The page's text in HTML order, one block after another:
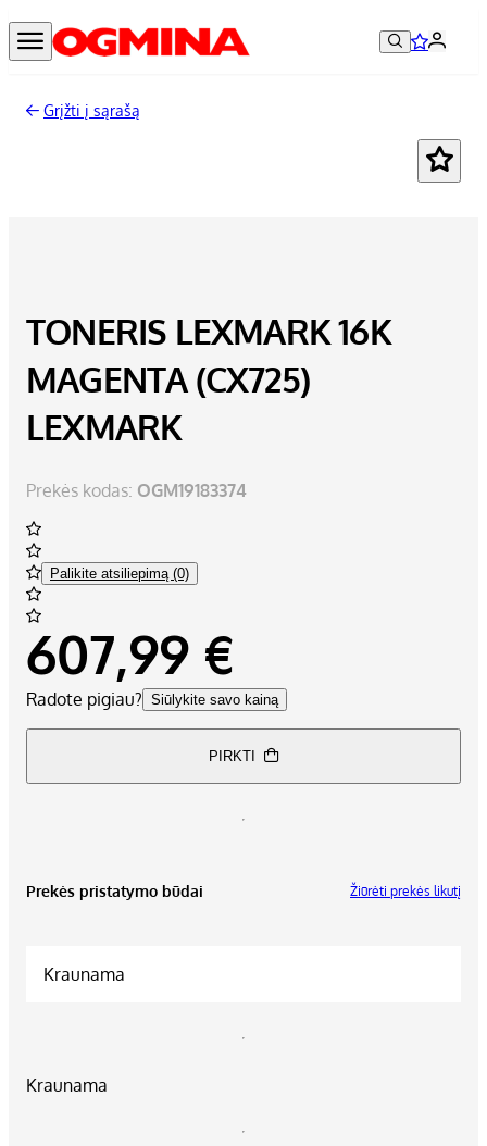
Grįžti į sąrašą
TONERIS LEXMARK 16K
MAGENTA (CX725)
LEXMARK
Prekės kodas: OGM19183374
Palikite atsiliepimą (0)
607,99 €
Radote pigiau? Siūlykite savo kainą
PIRKTI
Prekės pristatymo būdai Žiūrėti prekės likutį
Kraunama
Kraunama